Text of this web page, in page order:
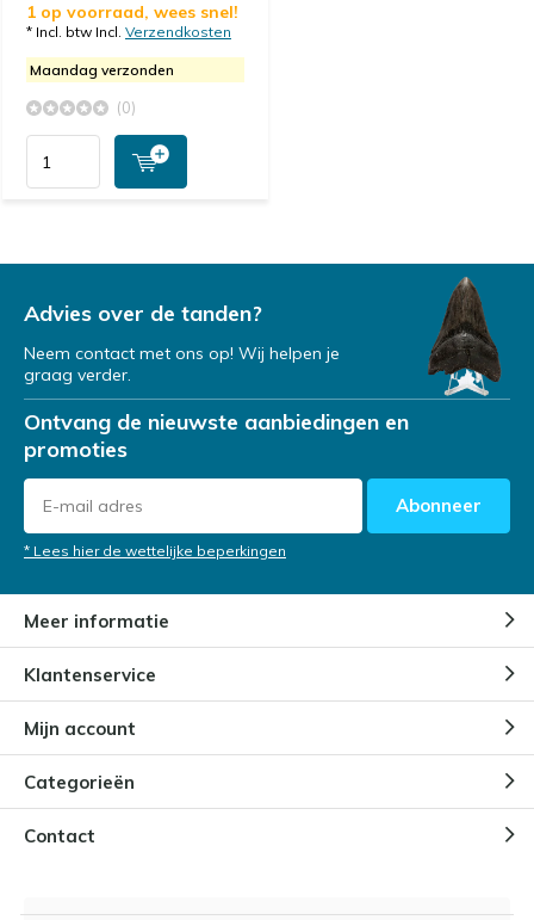
1 op voorraad, wees snel!
* Incl. btw Incl. Verzendkosten
Maandag verzonden
(0)
Advies over de tanden?
Neem contact met ons op! Wij helpen je
graag verder.
Ontvang de nieuwste aanbiedingen en
promoties
Abonneer
* Lees hier de wettelijke beperkingen
Meer informatie
Klantenservice
Mijn account
Categorieën
Contact